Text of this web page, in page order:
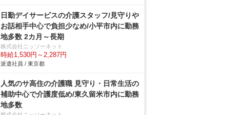
日勤デイサービスの介護スタッフ/見守り
お話相手中心で負担少なめ/小平市内に勤務
地多数 2カ月～長期
株式会社ニッソーネット
時給1,530円～2,287円
派遣社員 / 東京都
人気のサ高住の介護職 見守り・日常生活の
補助中心で介護度低め/東久留米市内に勤務
地多数